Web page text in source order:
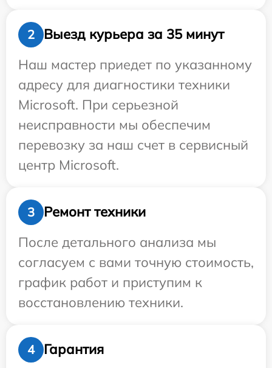
2
Выезд курьера за 35 минут
Наш мастер приедет по указанному
адресу для диагностики техники
Microsoft. При серьезной
неисправности мы обеспечим
перевозку за наш счет в сервисный
центр Microsoft.
3
Ремонт техники
После детального анализа мы
согласуем с вами точную стоимость,
график работ и приступим к
восстановлению техники.
4 Гарантия